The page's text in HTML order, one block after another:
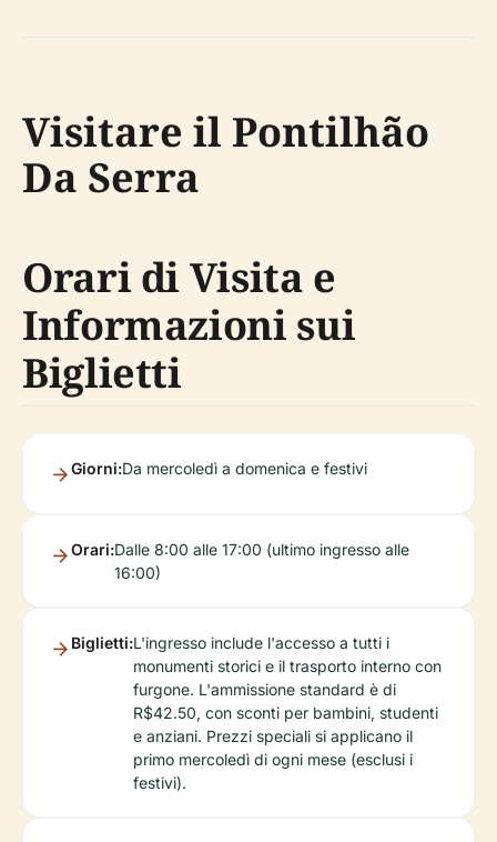
Visitare il Pontilhão
Da Serra
Orari di Visita e
Informazioni sui
Biglietti
Giorni:Da mercoledì a domenica e festivi
Orari:Dalle 8:00 alle 17:00 (ultimo ingresso alle
16:00)
Biglietti:L'ingresso include l'accesso a tutti i
monumenti storici e il trasporto interno con
furgone. L'ammissione standard è di
R$42.50, con sconti per bambini, studenti
e anziani. Prezzi speciali si applicano il
primo mercoledì di ogni mese (esclusi i
festivi).